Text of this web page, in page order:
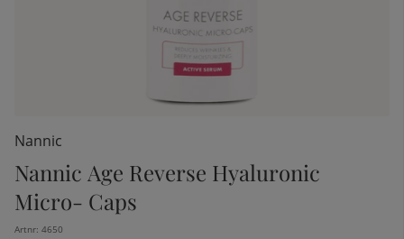
Nannic
Nannic Age Reverse Hyaluronic
Micro- Caps
Artnr: 4650